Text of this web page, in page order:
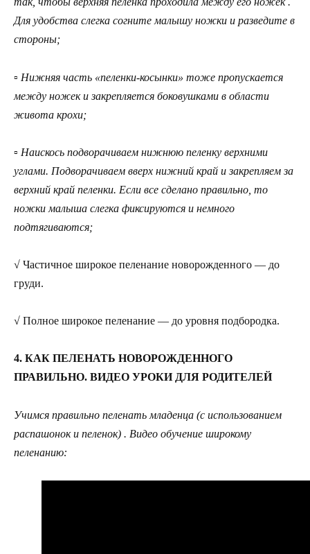
Для удобства слегка согните малышу ножки и разведите в
стороны;
▫ Нижняя часть «пеленки-косынки» тоже пропускается
между ножек и закрепляется боковушками в области
живота крохи;
▫ Наискось подворачиваем нижнюю пеленку верхними
углами. Подворачиваем вверх нижний край и закрепляем за
верхний край пеленки. Если все сделано правильно, то
ножки малыша слегка фиксируются и немного
подтягиваются;
√ Частичное широкое пеленание новорожденного — до
груди.
√ Полное широкое пеленание — до уровня подбородка.
4. КАК ПЕЛЕНАТЬ НОВОРОЖДЕННОГО
ПРАВИЛЬНО. ВИДЕО УРОКИ ДЛЯ РОДИТЕЛЕЙ
Учимся правильно пеленать младенца (с использованием
распашонок и пеленок) . Видео обучение широкому
пеленанию: